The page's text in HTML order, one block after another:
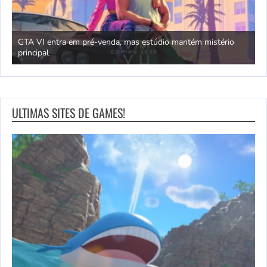
GTA VI entra em pré-venda, mas estúdio mantém mistério
principal
ULTIMAS SITES DE GAMES!